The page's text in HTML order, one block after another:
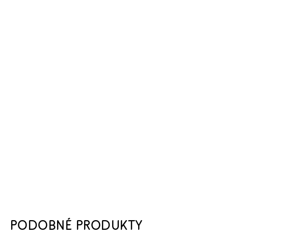
PODOBNÉ PRODUKTY